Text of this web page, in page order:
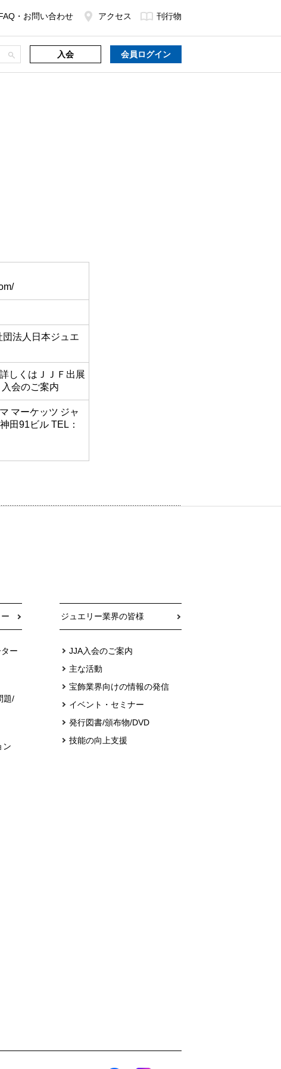
・お問い合わせ アクセス 刊行物
入会 会員ログイン
法人日本ジュエ
詳しくは ＪＪＦ出展
入会のご案内
マーケッツ ジャ
田91ビル TEL：
ー
題/
ン
ジュエリー業界の皆様
JJA入会のご案内
主な活動
宝飾業界向けの情報の発信
イベント・セミナー
発行図書/頒布物/DVD
技能の向上支援